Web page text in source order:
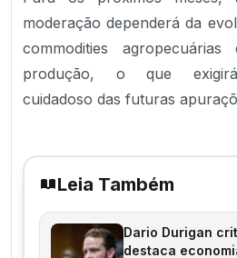
moderação dependerá da
commodities
produção, o que exigirá
cuidadoso das futuras
Leia Também
Dario Durigan
destaca